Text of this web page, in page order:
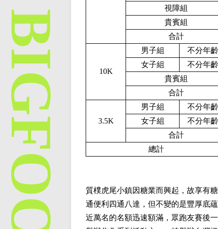
視障組
貴賓組
合計
10K
男子組
不分年齡
女子組
不分年齡
貴賓組
合計
3.5K
男子組
不分年齡
女子組
不分年齡
合計
總計
質樸虎尾小鎮因糖業而興起，故享有
通便利四通八達，但不變的是豐厚底
近萬名的名額迅速額滿，眾跑友賽後